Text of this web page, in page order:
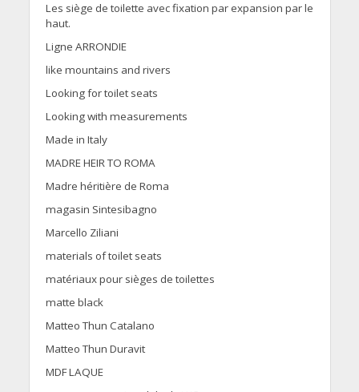
Les siège de toilette avec fixation par expansion par le
haut.
Ligne ARRONDIE
like mountains and rivers
Looking for toilet seats
Looking with measurements
Made in Italy
MADRE HEIR TO ROMA
Madre héritière de Roma
magasin Sintesibagno
Marcello Ziliani
materials of toilet seats
matériaux pour sièges de toilettes
matte black
Matteo Thun Catalano
Matteo Thun Duravit
MDF LAQUE